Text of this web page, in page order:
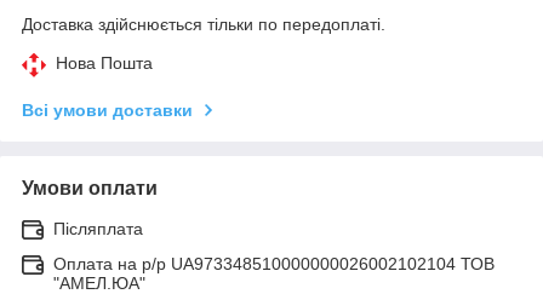
Доставка здійснюється тільки по передоплаті.
Нова Пошта
Всі умови доставки
Умови оплати
Післяплата
Оплата на р/р UA973348510000000026002102104 ТОВ
"АМЕЛ.ЮА"